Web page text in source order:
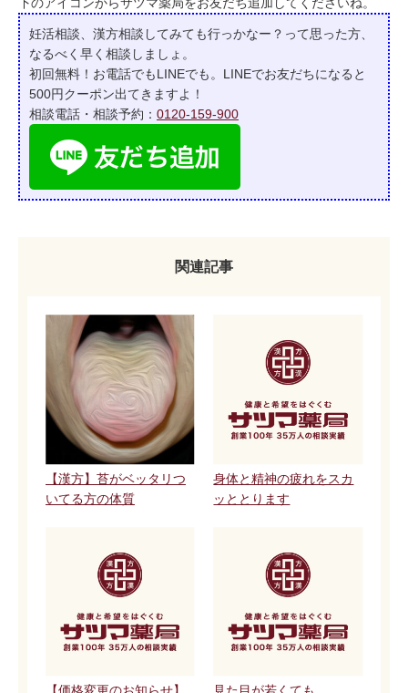
下のアイコンからサツマ薬局をお友だち追加してくださいね。
妊活相談、漢方相談してみても行っかなー？って思った方、
なるべく早く相談しましょ。
初回無料！お電話でもLINEでも。LINEでお友だちになると
500円クーポン出てきますよ！
相談電話・相談予約： 0120-159-900
関連記事
【漢方】苔がベッタリつ
いてる方の体質
身体と精神の疲れをスカ
ッととります